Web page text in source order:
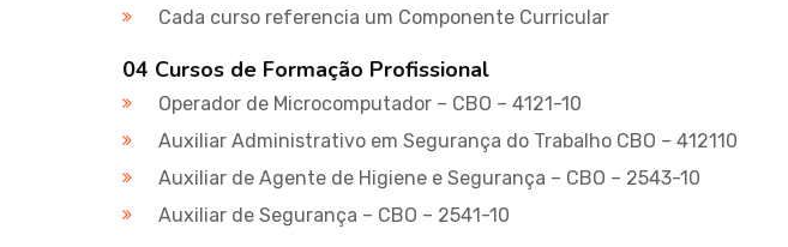
Cada curso referencia um Componente Curricular
04 Cursos de Formação Profissional
Operador de Microcomputador – CBO – 4121-10
Auxiliar Administrativo em Segurança do Trabalho CBO – 412110
Auxiliar de Agente de Higiene e Segurança – CBO – 2543-10
Auxiliar de Segurança – CBO – 2541-10